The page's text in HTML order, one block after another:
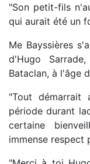
"Son petit-fils
qui aurait été un
Me Bayssières
d'Hugo
Bataclan, à l'âge
"Tout démarrait
période durant
certaine
immense respect